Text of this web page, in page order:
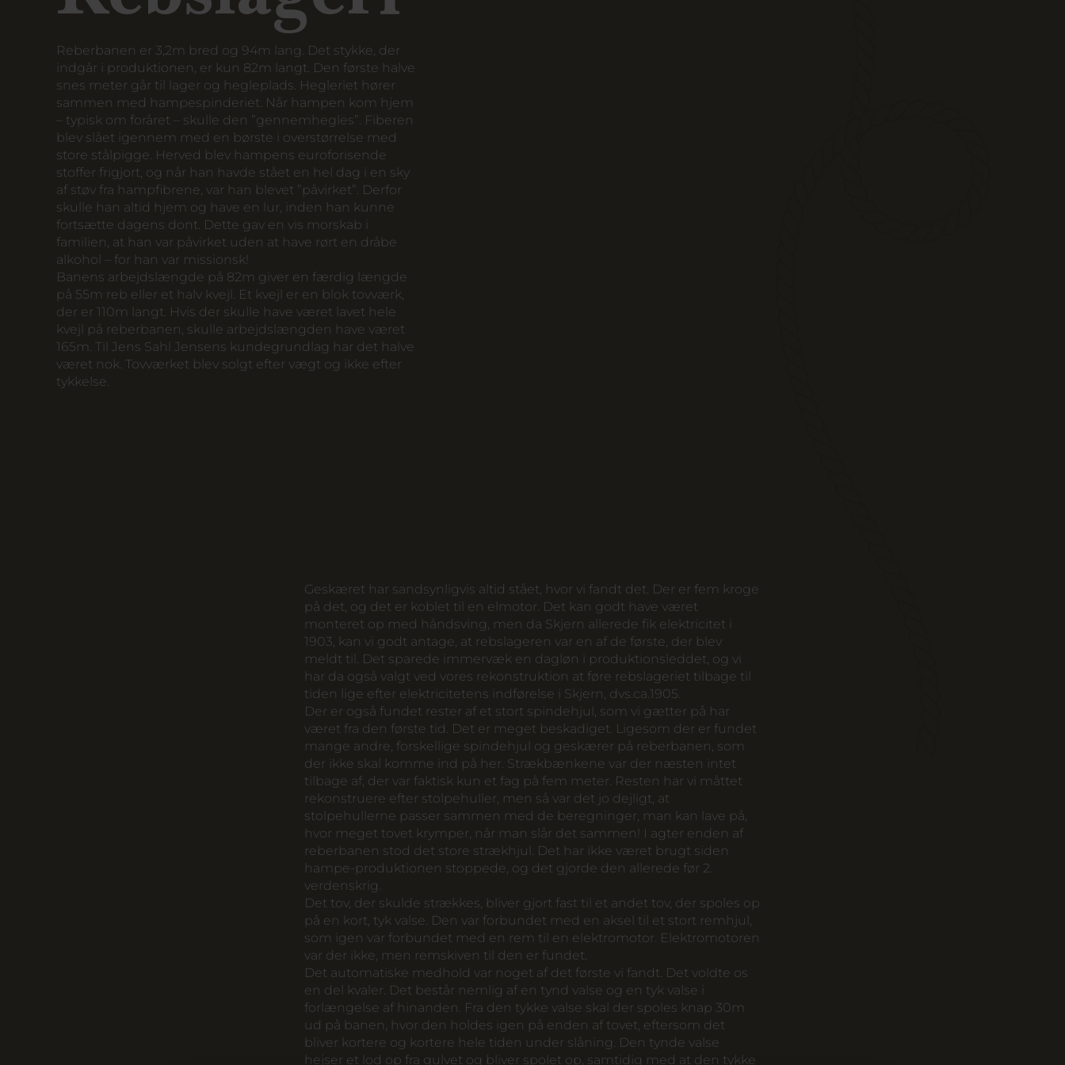
Reberbanen er 3,2m bred og 94m lang. Det stykke, der
indgår i produktionen, er kun 82m langt. Den første halve
snes meter går til lager og hegleplads. Hegleriet hører
sammen med hampespinderiet. Når hampen kom hjem
– typisk om foråret – skulle den ”gennemhegles”. Fiberen
blev slået igennem med en børste i overstørrelse med
store stålpigge. Herved blev hampens euroforisende
stoffer frigjort, og når han havde stået en hel dag i en sky
af støv fra hampfibrene, var han blevet ”påvirket”. Derfor
skulle han altid hjem og have en lur, inden han kunne
fortsætte dagens dont. Dette gav en vis morskab i
familien, at han var påvirket uden at have rørt en dråbe
alkohol – for han var missionsk!
Banens arbejdslængde på 82m giver en færdig længde
på 55m reb eller et halv kvejl. Et kvejl er en blok tovværk,
der er 110m langt. Hvis der skulle have været lavet hele
kvejl på reberbanen, skulle arbejdslængden have været
165m. Til Jens Sahl Jensens kundegrundlag har det halve
været nok. Tovværket blev solgt efter vægt og ikke efter
tykkelse.
Geskæret har sandsynligvis altid stået, hvor vi fandt det. Der er fem kroge
på det, og det er koblet til en elmotor. Det kan godt have været
monteret op med håndsving, men da Skjern allerede fik elektricitet i
1903, kan vi godt antage, at rebslageren var en af de første, der blev
meldt til. Det sparede immervæk en dagløn i produktionsleddet, og vi
har da også valgt ved vores rekonstruktion at føre rebslageriet tilbage til
tiden lige efter elektricitetens indførelse i Skjern, dvs.ca.1905.
Der er også fundet rester af et stort spindehjul, som vi gætter på har
været fra den første tid. Det er meget beskadiget. Ligesom der er fundet
mange andre, forskellige spindehjul og geskærer på reberbanen, som
der ikke skal komme ind på her. Strækbænkene var der næsten intet
tilbage af, der var faktisk kun et fag på fem meter. Resten har vi måttet
rekonstruere efter stolpehuller, men så var det jo dejligt, at
stolpehullerne passer sammen med de beregninger, man kan lave på,
hvor meget tovet krymper, når man slår det sammen! I agter enden af
reberbanen stod det store strækhjul. Det har ikke været brugt siden
hampe-produktionen stoppede, og det gjorde den allerede før 2.
verdenskrig.
Det tov, der skulde strækkes, bliver gjort fast til et andet tov, der spoles op
på en kort, tyk valse. Den var forbundet med en aksel til et stort remhjul,
som igen var forbundet med en rem til en elektromotor. Elektromotoren
var der ikke, men remskiven til den er fundet.
Det automatiske medhold var noget af det første vi fandt. Det voldte os
en del kvaler. Det består nemlig af en tynd valse og en tyk valse i
forlængelse af hinanden. Fra den tykke valse skal der spoles knap 30m
ud på banen, hvor den holdes igen på enden af tovet, eftersom det
bliver kortere og kortere hele tiden under slåning. Den tynde valse
hejser et lod op fra gulvet og bliver spolet op, samtidig med at den tykke